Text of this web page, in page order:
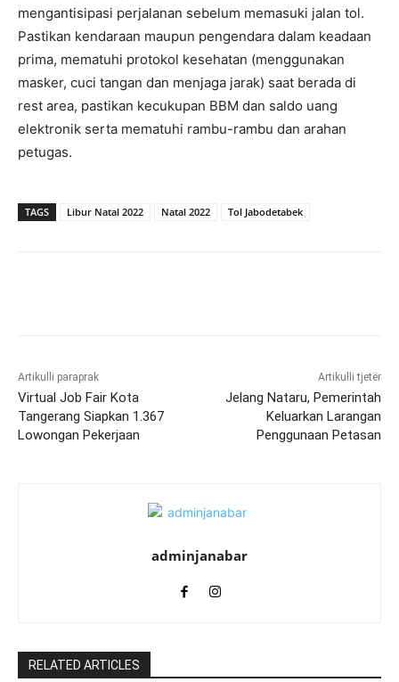
mengantisipasi perjalanan sebelum memasuki jalan tol.
Pastikan kendaraan maupun pengendara dalam keadaan
prima, mematuhi protokol kesehatan (menggunakan
masker, cuci tangan dan menjaga jarak) saat berada di
rest area, pastikan kecukupan BBM dan saldo uang
elektronik serta mematuhi rambu-rambu dan arahan
petugas.
TAGS Libur Natal 2022 Natal 2022 Tol Jabodetabek
Artikulli paraprak
Virtual Job Fair Kota
Tangerang Siapkan 1.367
Lowongan Pekerjaan
Artikulli tjetër
Jelang Nataru, Pemerintah
Keluarkan Larangan
Penggunaan Petasan
adminjanabar
RELATED ARTICLES